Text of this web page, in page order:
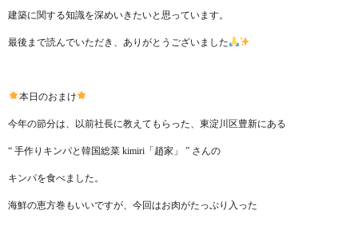
建築に関する知識を深めいきたいと思っています。
最後まで読んでいただき、ありがとうございました
本日のおまけ
今年の節分は、以前社長に教えてもらった、東淀川区豊新にある
“ 手作りキンパと韓国総菜 kimiri「趙家」 ” さんの
キンパを食べました。
海鮮の恵方巻もいいですが、今回はお肉がたっぷり入った